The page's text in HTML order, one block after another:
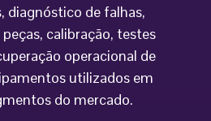
diagnóstico de falhas,
calibração, testes
operacional de
utilizados em
do mercado.